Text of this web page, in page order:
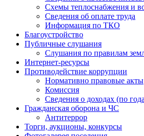
Схемы теплоснабжения и
Сведения об оплате труда
Информация по ТКО
Благоустройство
Публичные слушания
Слушания по правилам
Интернет-ресурсы
Противодействие коррупции
Нормативно правовые акты
Комиссия
Сведения о доходах (по
Гражданская оборона и ЧС
Антитеррор
Торги, аукционы, конкурсы